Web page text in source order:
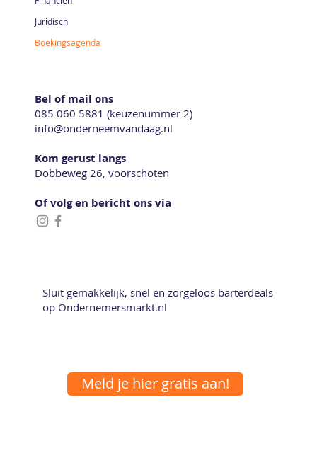
Juridisch
Boekingsagenda
Bel of mail ons
085 060 5881 (keuzenummer 2)
info@onderneemvandaag.nl
Kom gerust langs
Dobbeweg 26, voorschoten
Of volg en bericht ons via
Sluit gemakkelijk, snel en zorgeloos barterdeals
op Ondernemersmarkt.nl
Meld je hier gratis aan!